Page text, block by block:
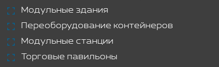
Модульные здания
Переоборудование контейнеров
Модульные станции
Торговые павильоны